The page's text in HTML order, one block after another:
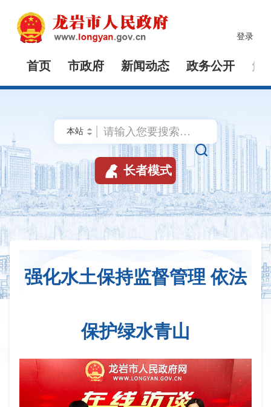
登录
首页 市政府 新闻动态 政务公开 解

 长者模式
强化水土保持监督管理 依法
保护绿水青山